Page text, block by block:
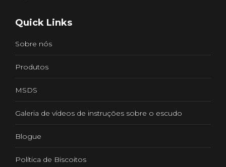
opens
window
Quick Links
Sobre nós
Produtos
MSDS
Galeria de vídeos de instruções sobre o escudo
Blogue
Política de Biscoitos